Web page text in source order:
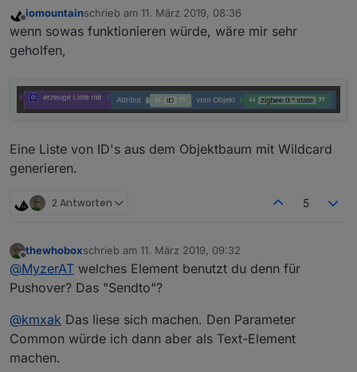
iomountainschrieb am 11. März 2019, 08:36
zuletzt editiert von
wenn sowas funktionieren würde, wäre mir sehr
geholfen,
Eine Liste von ID's aus dem Objektbaum mit Wildcard
generieren.
2 Antworten 5
Offline
thewhoboxschrieb am 11. März 2019, 09:32
zuletzt editiert von
@MyzerAT welches Element benutzt du denn für
Pushover? Das "Sendto"?
@kmxak Das liese sich machen. Den Parameter
Common würde ich dann aber als Text-Element
machen.